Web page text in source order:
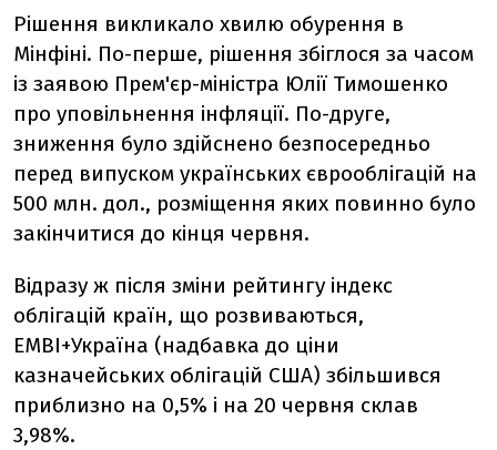
Рішення викликало хвилю обурення в
Мінфіні. По-перше, рішення збіглося за часом
із заявою Прем'єр-міністра Юлії Тимошенко
про уповільнення інфляції. По-друге,
зниження було здійснено безпосередньо
перед випуском українських єврооблігацій на
500 млн. дол., розміщення яких повинно було
закінчитися до кінця червня.
Відразу ж після зміни рейтингу індекс
облігацій країн, що розвиваються,
EMBI+Україна (надбавка до ціни
казначейських облігацій США) збільшився
приблизно на 0,5% і на 20 червня склав
3,98%.